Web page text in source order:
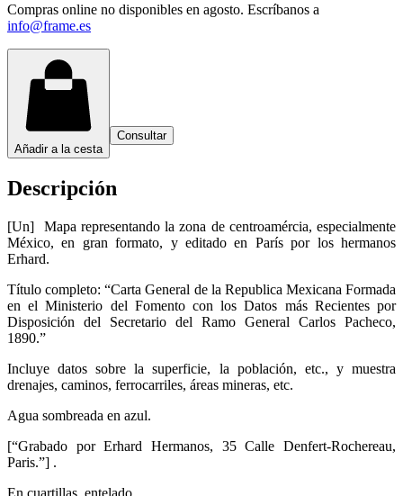
Compras online no disponibles en agosto. Escríbanos a
info@frame.es
Añadir a la cesta
Consultar
Descripción
[Un] Mapa representando la zona de centroamércia, especialmente
México, en gran formato, y editado en París por los hermanos
Erhard.
Título completo: “Carta General de la Republica Mexicana Formada
en el Ministerio del Fomento con los Datos más Recientes por
Disposición del Secretario del Ramo General Carlos Pacheco,
1890.”
Incluye datos sobre la superficie, la población, etc., y muestra
drenajes, caminos, ferrocarriles, áreas mineras, etc.
Agua sombreada en azul.
[“Grabado por Erhard Hermanos, 35 Calle Denfert-Rochereau,
Paris.”] .
En cuartillas, entelado.